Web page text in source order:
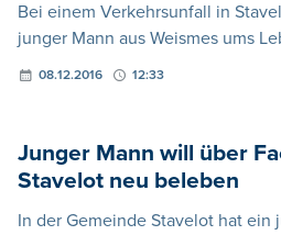
Bei einem Verkehrsunfall in
junger Mann aus Weismes ums
08.12.2016 12:33
Junger Mann will über
Stavelot neu beleben
In der Gemeinde Stavelot hat ein